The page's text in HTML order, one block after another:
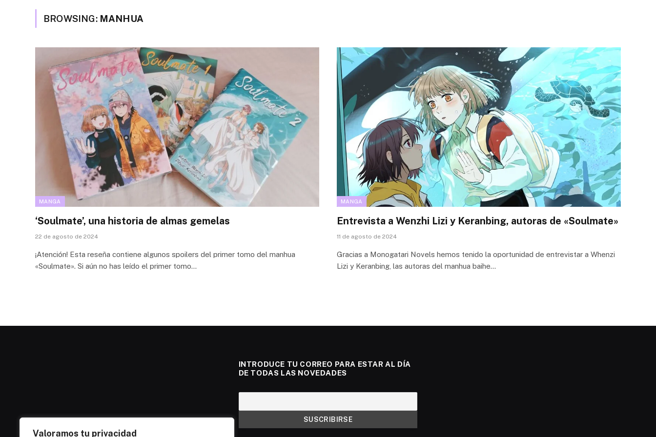
Valoramos tu privacidad
BROWSING: MANHUA
MANGA
‘Soulmate’, una historia de almas gemelas
22 de agosto de 2024
¡Atención! Esta reseña contiene algunos spoilers del primer tomo del manhua
«Soulmate». Si aún no has leído el primer tomo…
MANGA
Entrevista a Wenzhi Lizi y Keranbing, autoras de «Soulmate»
11 de agosto de 2024
Gracias a Monogatari Novels hemos tenido la oportunidad de entrevistar a Whenzi
Lizi y Keranbing, las autoras del manhua baihe…
INTRODUCE TU CORREO PARA ESTAR AL DÍA
DE TODAS LAS NOVEDADES